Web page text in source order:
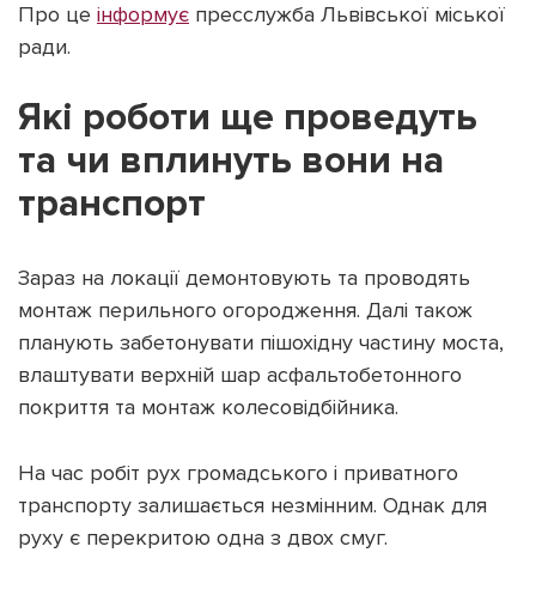
Наші соц мережі
Підтримати dyvys.info
Про це інформує пресслужба Львівської міської
ради.
Які роботи ще проведуть
та чи вплинуть вони на
транспорт
Зараз на локації демонтовують та проводять
монтаж перильного огородження. Далі також
планують забетонувати пішохідну частину моста,
влаштувати верхній шар асфальтобетонного
покриття та монтаж колесовідбійника.
На час робіт рух громадського і приватного
транспорту залишається незмінним. Однак для
руху є перекритою одна з двох смуг.